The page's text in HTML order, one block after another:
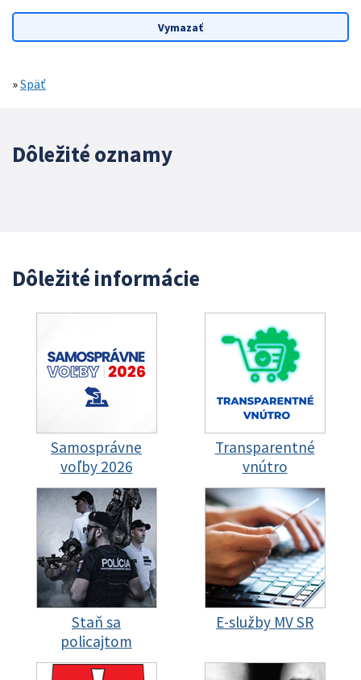
»Späť
Dôležité oznamy
Dôležité informácie
Samosprávne
voľby 2026
Transparentné
vnútro
Staň sa
policajtom
E-služby MV SR